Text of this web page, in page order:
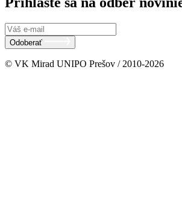
Odoberať
© VK Mirad UNIPO Prešov / 2010-2026